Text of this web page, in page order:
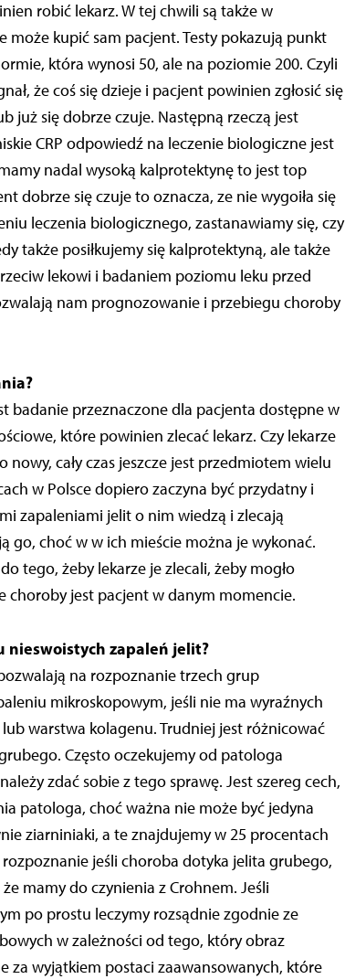
robić lekarz. W tej chwili są także w
kupić sam pacjent. Testy pokazują punkt
która wynosi 50, ale na poziomie 200. Czyli
że coś się dzieje i pacjent powinien zgłosić się
już się dobrze czuje. Następną rzeczą jest
CRP odpowiedź na leczenie biologiczne jest
nadal wysoką kalprotektynę to jest top
dobrze się czuje to oznacza, ze nie wygoiła się
leczenia biologicznego, zastanawiamy się, czy
także posiłkujemy się kalprotektyną, ale także
lekowi i badaniem poziomu leku przed
nam prognozowanie i przebiegu choroby
badanie przeznaczone dla pacjenta dostępne w
które powinien zlecać lekarz. Czy lekarze
cały czas jeszcze jest przedmiotem wielu
w Polsce dopiero zaczyna być przydatny i
zapaleniami jelit o nim wiedzą i zlecają
go, choć w w ich mieście można je wykonać.
tego, żeby lekarze je zlecali, żeby mogło
jest pacjent w danym momencie.
nieswoistych zapaleń jelit?
na rozpoznanie trzech grup
mikroskopowym, jeśli nie ma wyraźnych
warstwa kolagenu. Trudniej jest różnicować
Często oczekujemy od patologa
zdać sobie z tego sprawę. Jest szereg cech,
patologa, choć ważna nie może być jedyna
ziarniniaki, a te znajdujemy w 25 procentach
jeśli choroba dotyka jelita grubego,
mamy do czynienia z Crohnem. Jeśli
po prostu leczymy rozsądnie zgodnie ze
w zależności od tego, który obraz
za wyjątkiem postaci zaawansowanych, które